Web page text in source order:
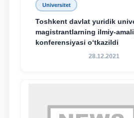
Universitet
Toshkent davlat yuridik
magistrantlarning ilmiy-
konferensiyasi o‘tkazildi
28.12.2021